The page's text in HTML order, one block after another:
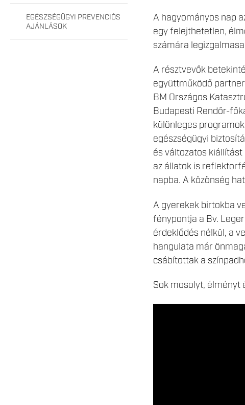
EGÉSZSÉGÜGYI PREVENCIÓS
AJÁNLÁSOK
A hagyományos nap
egy felejthetetlen,
számára
A résztvevők
együttműködő
BM Országos
Budapesti Rendőr-
különleges
egészségügyi
és változatos
az állatok is
napba. A közönség
A gyerekek birtokba
fénypontja a Bv.
érdeklődés nélkül, a
hangulata már
csábítottak a
Sok mosolyt, élményt